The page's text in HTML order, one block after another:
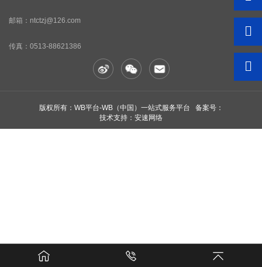
邮箱：ntctzj@126.com
传真： 0513-88621386
版权所有：WB平台-WB（中国）一站式服务平台 备案号：
技术支持：安速网络